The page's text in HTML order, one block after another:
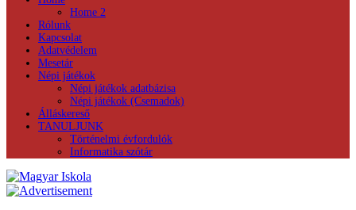
Home 2
Rólunk
Kapcsolat
Adatvédelem
Mesetár
Népi játékok
Népi játékok adatbázisa
Népi játékok (Csemadok)
Álláskereső
TANULJUNK
Történelmi évfordulók
Informatika szótár